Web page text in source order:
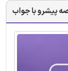
پیشرو با جواب